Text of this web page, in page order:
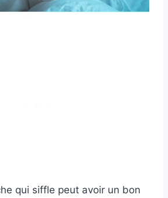
qui siffle peut avoir un bon